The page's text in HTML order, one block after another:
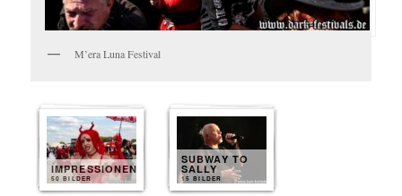
M’era Luna Festival
IMPRESSIONEN
50 BILDER
SUBWAY TO
SALLY
15 BILDER